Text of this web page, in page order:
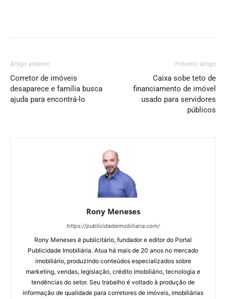
Artigo anterior
Corretor de imóveis
desaparece e família busca
ajuda para encontrá-lo
Próximo artigo
Caixa sobe teto de
financiamento de imóvel
usado para servidores
públicos
Rony Meneses
https://publicidadeimobiliaria.com/
Rony Meneses é publicitário, fundador e editor do Portal
Publicidade Imobiliária. Atua há mais de 20 anos no mercado
imobiliário, produzindo conteúdos especializados sobre
marketing, vendas, legislação, crédito imobiliário, tecnologia e
tendências do setor. Seu trabalho é voltado à produção de
informação de qualidade para corretores de imóveis, imobiliárias